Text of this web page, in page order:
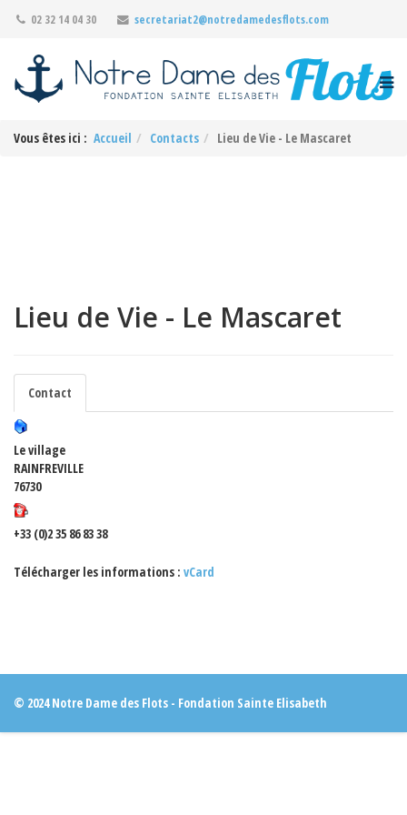
02 32 14 04 30 secretariat2@notredamedesflots.com
Vous êtes ici : Accueil Contacts Lieu de Vie - Le Mascaret
Lieu de Vie - Le Mascaret
Contact
Le village
RAINFREVILLE
76730
+33 (0)2 35 86 83 38
Télécharger les informations : vCard
© 2024 Notre Dame des Flots - Fondation Sainte Elisabeth